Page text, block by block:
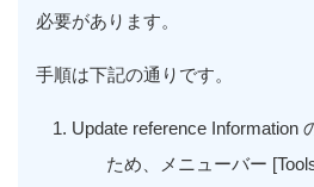
必要があります。
手順は下記の通りです。
Update reference Information
ため、メニューバー